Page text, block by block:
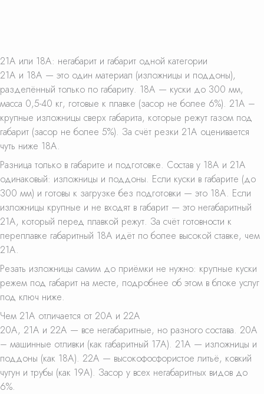
21А или 18А: негабарит и габарит одной категории
21А и 18А — это один материал (изложницы и поддоны),
разделённый только по габариту. 18А — куски до 300 мм,
масса 0,5-40 кг, готовые к плавке (засор не более 6%). 21А –
крупные изложницы сверх габарита, которые режут газом под
габарит (засор не более 5%). За счёт резки 21А оценивается
чуть ниже 18А.
Разница только в габарите и подготовке. Состав у 18А и 21А
одинаковый: изложницы и поддоны. Если куски в габарите (до
300 мм) и готовы к загрузке без подготовки — это 18А. Если
изложницы крупные и не входят в габарит — это негабаритный
21А, который перед плавкой режут. За счёт готовности к
переплавке габаритный 18А идёт по более высокой ставке, чем
21А.
Резать изложницы самим до приёмки не нужно: крупные куски
режем под габарит на месте, подробнее об этом в блоке услуг
под ключ ниже.
Чем 21А отличается от 20А и 22А
20А, 21А и 22А — все негабаритные, но разного состава. 20А
– машинные отливки (как габаритный 17А). 21А — изложницы и
поддоны (как 18А). 22А — высокофосфористое литьё, ковкий
чугун и трубы (как 19А). Засор у всех негабаритных видов до
6%.